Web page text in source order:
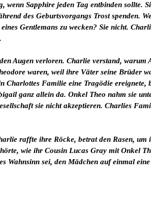
Sapphire jeden Tag entbinden sollte.
des Geburtsvorgangs Trost spenden.
Gentlemans zu wecken? Sie nicht.
Augen verloren. Charlie verstand, warum
waren, weil ihre Väter seine Brüder
Charlottes Familie eine Tragödie ereignete,
ganz allein da. Onkel Theo nahm sie
sie nicht akzeptieren. Charlies
raffte ihre Röcke, betrat den Rasen, um
wie ihr Cousin Lucas Gray mit Onkel
Wahnsinn sei, den Mädchen auf einmal